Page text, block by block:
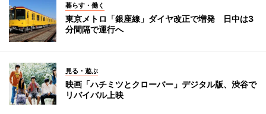
暮らす・働く
東京メトロ「銀座線」ダイヤ改正で増発 日中は3
分間隔で運行へ
見る・遊ぶ
映画「ハチミツとクローバー」デジタル版、渋谷で
リバイバル上映